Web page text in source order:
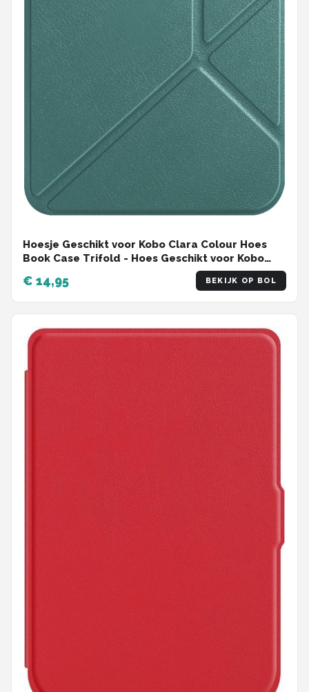
Hoesje Geschikt voor Kobo Clara Colour Hoes
Book Case Trifold - Hoes Geschikt voor Kobo
Clara Colour Hoesje Book Cover - Donkergroen
€ 14,95 BEKIJK OP BOL